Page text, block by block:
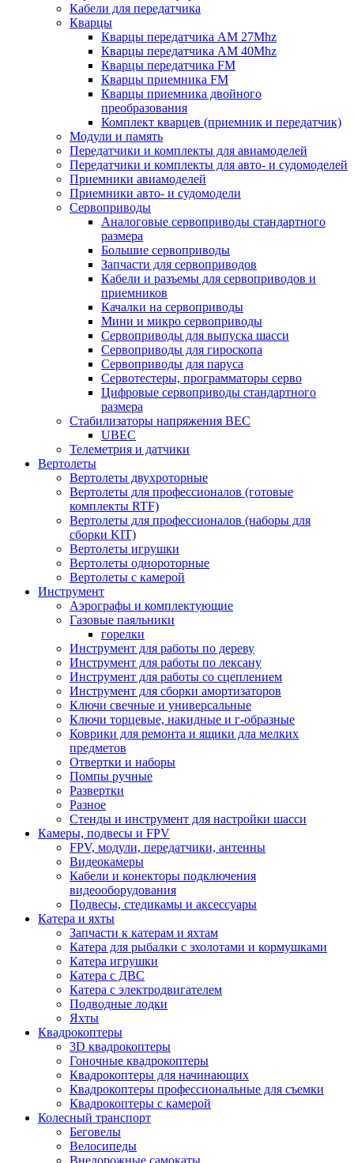
Кабели для передатчика
Кварцы
Кварцы передатчика AM 27Mhz
Кварцы передатчика AM 40Mhz
Кварцы передатчика FM
Кварцы приемника FM
Кварцы приемника двойного
преобразования
Комплект кварцев (приемник и передатчик)
Модули и память
Передатчики и комплекты для авиамоделей
Передатчики и комплекты для авто- и судомоделей
Приемники авиамоделей
Приемники авто- и судомодели
Сервоприводы
Аналоговые сервоприводы стандартного
размера
Большие сервоприводы
Запчасти для сервоприводов
Кабели и разъемы для сервоприводов и
приемников
Качалки на сервоприводы
Мини и микро сервоприводы
Сервоприводы для выпуска шасси
Сервоприводы для гироскопа
Сервоприводы для паруса
Сервотестеры, программаторы серво
Цифровые сервоприводы стандартного
размера
Стабилизаторы напряжения BEC
UBEC
Телеметрия и датчики
Вертолеты
Вертолеты двухроторные
Вертолеты для профессионалов (готовые
комплекты RTF)
Вертолеты для профессионалов (наборы для
сборки KIT)
Вертолеты игрушки
Вертолеты однороторные
Вертолеты с камерой
Инструмент
Аэрографы и комплектующие
Газовые паяльники
горелки
Инструмент для работы по дереву
Инструмент для работы по лексану
Инструмент для работы со сцеплением
Инструмент для сборки амортизаторов
Ключи свечные и универсальные
Ключи торцевые, накидные и г-образные
Коврики для ремонта и ящики дла мелких
предметов
Отвертки и наборы
Помпы ручные
Развертки
Разное
Стенды и инструмент для настройки шасси
Камеры, подвесы и FPV
FPV, модули, передатчики, антенны
Видеокамеры
Кабели и конекторы подключения
видеооборудования
Подвесы, стедикамы и аксессуары
Катера и яхты
Запчасти к катерам и яхтам
Катера для рыбалки с эхолотами и кормушками
Катера игрушки
Катера с ДВС
Катера с электродвигателем
Подводные лодки
Яхты
Квадрокоптеры
3D квадрокоптеры
Гоночные квадрокоптеры
Квадрокоптеры для начинающих
Квадрокоптеры профессиональные для съемки
Квадрокоптеры с камерой
Колесный транспорт
Беговелы
Велосипеды
Внедорожные самокаты